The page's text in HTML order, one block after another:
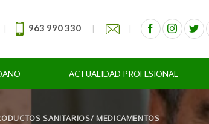
| 963 990 330 | |
ACTUALIDAD PROFESIONAL
SANITARIOS/ MEDICAMENTOS